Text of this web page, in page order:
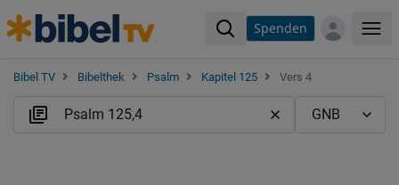
Spenden
Bibel TV Bibelthek Psalm Kapitel 125 Vers 4